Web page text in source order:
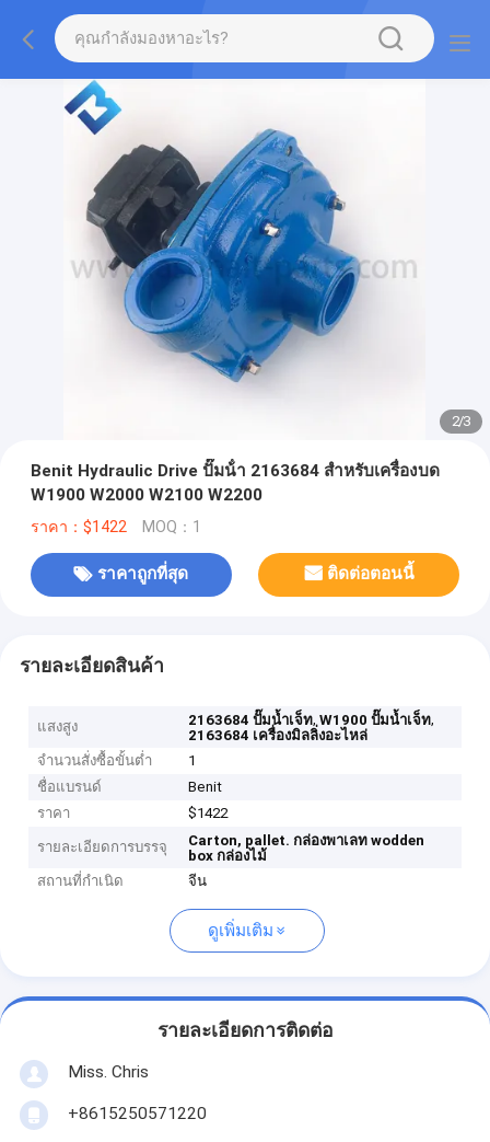
2/3
Benit Hydraulic Drive ปั๊มน้ํา 2163684 สําหรับเครื่องบด
W1900 W2000 W2100 W2200
ราคา：$1422 MOQ：1
ราคาถูกที่สุด ติดต่อตอนนี้
รายละเอียดสินค้า
แสงสูง 2163684 ปั๊มน้ำเจ็ท,W1900 ปั๊มน้ำเจ็ท,
2163684 เครื่องมิลลิ่งอะไหล่
จำนวนสั่งซื้อขั้นต่ำ
1
ชื่อแบรนด์
Benit
ราคา
$1422
รายละเอียดการบรรจุ Carton, pallet. กล่องพาเลท wodden
box กล่องไม้
สถานที่กำเนิด
จีน
ดูเพิ่มเติม
รายละเอียดการติดต่อ
Miss. Chris
+8615250571220